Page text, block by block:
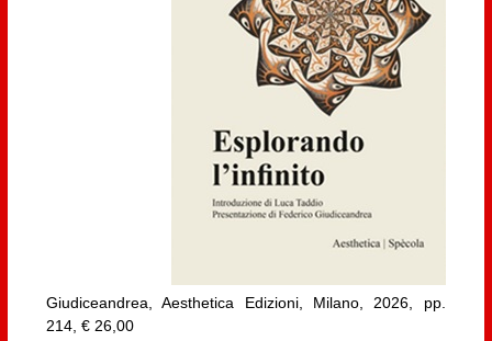
Giudiceandrea, Aesthetica Edizioni, Milano, 2026, pp.
214, € 26,00